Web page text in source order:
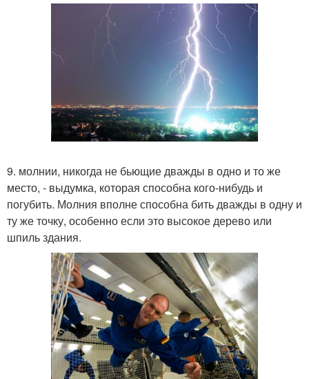
9. молнии, никогда не бьющие дважды в одно и то же
место, - выдумка, которая способна кого-нибудь и
погубить. Молния вполне способна бить дважды в одну и
ту же точку, особенно если это высокое дерево или
шпиль здания.